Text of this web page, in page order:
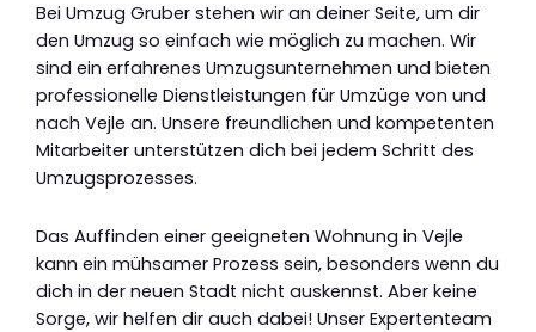
Bei Umzug Gruber stehen wir an deiner Seite, um dir
den Umzug so einfach wie möglich zu machen. Wir
sind ein erfahrenes Umzugsunternehmen und bieten
professionelle Dienstleistungen für Umzüge von und
nach Vejle an. Unsere freundlichen und kompetenten
Mitarbeiter unterstützen dich bei jedem Schritt des
Umzugsprozesses.
Das Auffinden einer geeigneten Wohnung in Vejle
kann ein mühsamer Prozess sein, besonders wenn du
dich in der neuen Stadt nicht auskennst. Aber keine
Sorge, wir helfen dir auch dabei! Unser Expertenteam